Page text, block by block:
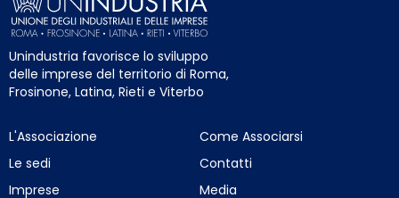
Unindustria favorisce lo sviluppo
delle imprese del territorio di Roma,
Frosinone, Latina, Rieti e Viterbo
L'Associazione
Le sedi
Imprese
Come Associarsi
Contatti
Media